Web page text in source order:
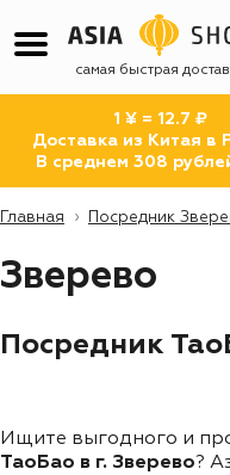
самая быстрая
1 ¥ = 12.7 ₽
Доставка из Китая в
В среднем 308
Главная Посредник
Зверево
Посредник
Ищите выгодного и
ТаоБао в г. Зверево?